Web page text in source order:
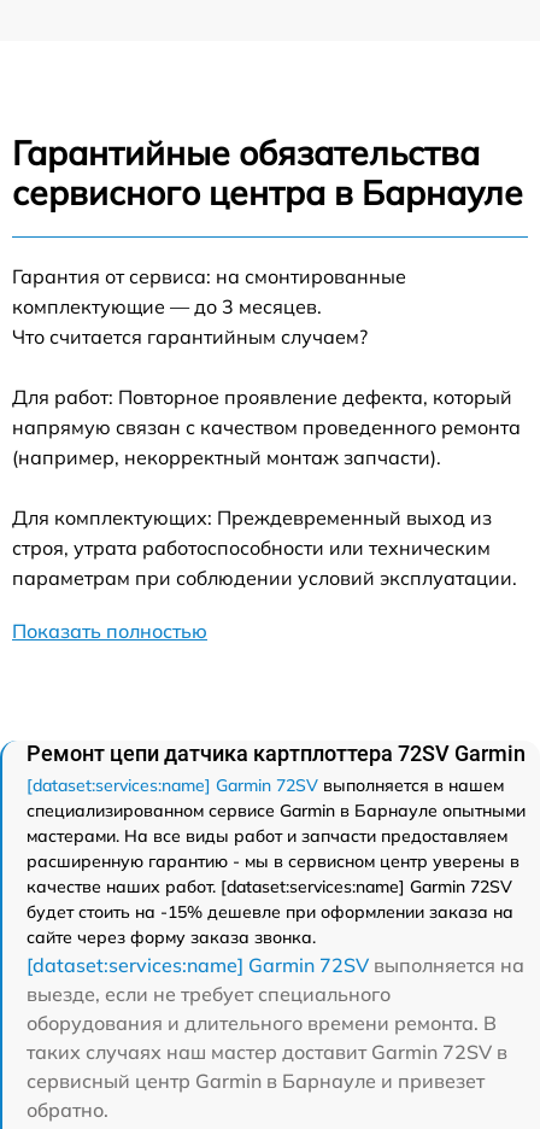
Гарантийные обязательства
сервисного центра в Барнауле
Гарантия от сервиса: на смонтированные
комплектующие — до 3 месяцев.
Что считается гарантийным случаем?
Для работ: Повторное проявление дефекта, который
напрямую связан с качеством проведенного ремонта
(например, некорректный монтаж запчасти).
Для комплектующих: Преждевременный выход из
строя, утрата работоспособности или техническим
параметрам при соблюдении условий эксплуатации.
Показать полностью
Ремонт цепи датчика картплоттера 72SV Garmin
[dataset:services:name] Garmin 72SV выполняется в нашем
специализированном сервисе Garmin в Барнауле опытными
мастерами. На все виды работ и запчасти предоставляем
расширенную гарантию - мы в сервисном центр уверены в
качестве наших работ. [dataset:services:name] Garmin 72SV
будет стоить на -15% дешевле при оформлении заказа на
сайте через форму заказа звонка.
[dataset:services:name] Garmin 72SV выполняется на
выезде, если не требует специального
оборудования и длительного времени ремонта. В
таких случаях наш мастер доставит Garmin 72SV в
сервисный центр Garmin в Барнауле и привезет
обратно.